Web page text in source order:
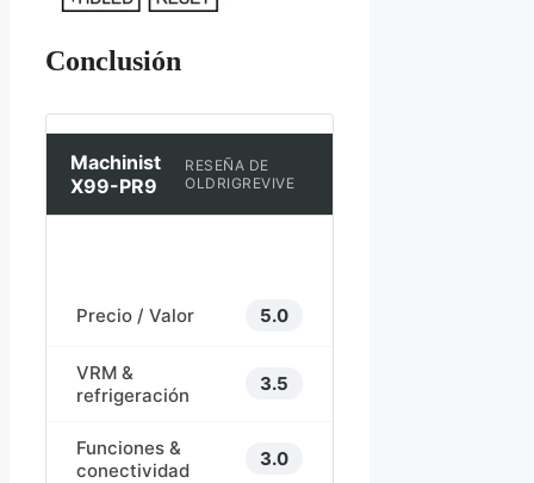
Conclusión
Machinist
X99-PR9
RESEÑA DE
OLDRIGREVIVE
Precio / Valor 5.0
VRM &
refrigeración
3.5
Funciones &
conectividad
3.0